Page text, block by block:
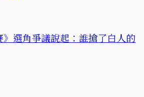
選角爭議說起：誰搶了白人的